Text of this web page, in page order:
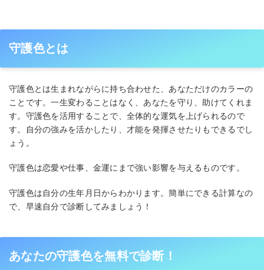
守護色とは
守護色とは生まれながらに持ち合わせた、あなただけのカラーの
ことです。一生変わることはなく、あなたを守り、助けてくれま
す。守護色を活用することで、全体的な運気を上げられるので
す。自分の強みを活かしたり、才能を発揮させたりもできるでし
ょう。
守護色は恋愛や仕事、金運にまで強い影響を与えるものです。
守護色は自分の生年月日からわかります。簡単にできる計算なの
で、早速自分で診断してみましょう！
あなたの守護色を無料で診断！